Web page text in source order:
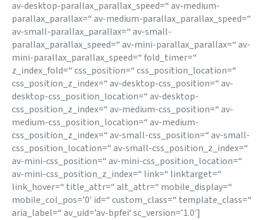
av-desktop-parallax_parallax_speed=“ av-medium-
parallax_parallax=“ av-medium-parallax_parallax_speed=“
av-small-parallax_parallax=“ av-small-
parallax_parallax_speed=“ av-mini-parallax_parallax=“ av-
mini-parallax_parallax_speed=“ fold_timer=“
z_index_fold=“ css_position=“ css_position_location=“
css_position_z_index=“ av-desktop-css_position=“ av-
desktop-css_position_location=“ av-desktop-
css_position_z_index=“ av-medium-css_position=“ av-
medium-css_position_location=“ av-medium-
css_position_z_index=“ av-small-css_position=“ av-small-
css_position_location=“ av-small-css_position_z_index=“
av-mini-css_position=“ av-mini-css_position_location=“
av-mini-css_position_z_index=“ link=“ linktarget=“
link_hover=“ title_attr=“ alt_attr=“ mobile_display=“
mobile_col_pos=’0′ id=“ custom_class=“ template_class=“
aria_label=“ av_uid=’av-bpfei‘ sc_version=’1.0′]